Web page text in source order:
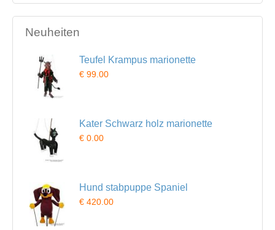
Neuheiten
Teufel Krampus marionette
€ 99.00
Kater Schwarz holz marionette
€ 0.00
Hund stabpuppe Spaniel
€ 420.00